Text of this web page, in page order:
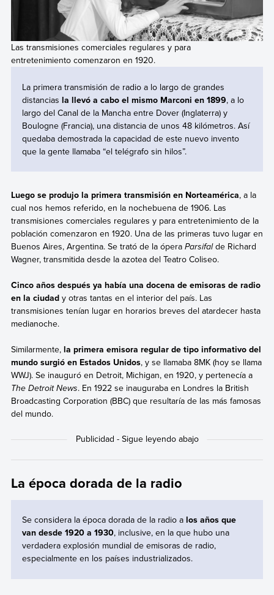
Las transmisiones comerciales regulares y para
entretenimiento comenzaron en 1920.
La primera transmisión de radio a lo largo de grandes
distancias la llevó a cabo el mismo Marconi en 1899, a lo
largo del Canal de la Mancha entre Dover (Inglaterra) y
Boulogne (Francia), una distancia de unos 48 kilómetros. Así
quedaba demostrada la capacidad de este nuevo invento
que la gente llamaba “el telégrafo sin hilos”.
Luego se produjo la primera transmisión en Norteamérica, a la
cual nos hemos referido, en la nochebuena de 1906. Las
transmisiones comerciales regulares y para entretenimiento de la
población comenzaron en 1920. Una de las primeras tuvo lugar en
Buenos Aires, Argentina. Se trató de la ópera Parsifalde Richard
Wagner, transmitida desde la azotea del Teatro Coliseo.
Cinco años después ya había una docena de emisoras de radio
en la ciudady otras tantas en el interior del país. Las
transmisiones tenían lugar en horarios breves del atardecer hasta
medianoche.
Similarmente, la primera emisora regular de tipo informativo del
mundo surgió en Estados Unidos, y se llamaba 8MK (hoy se llama
WWJ). Se inauguró en Detroit, Michigan, en 1920, y pertenecía a
The Detroit News. En 1922 se inauguraba en Londres la British
Broadcasting Corporation (BBC) que resultaría de las más famosas
del mundo.
La época dorada de la radio
Se considera la época dorada de la radio alos años que
van desde 1920 a 1930, inclusive, en la que hubo una
verdadera explosión mundial de emisoras de radio,
especialmente en los países industrializados.